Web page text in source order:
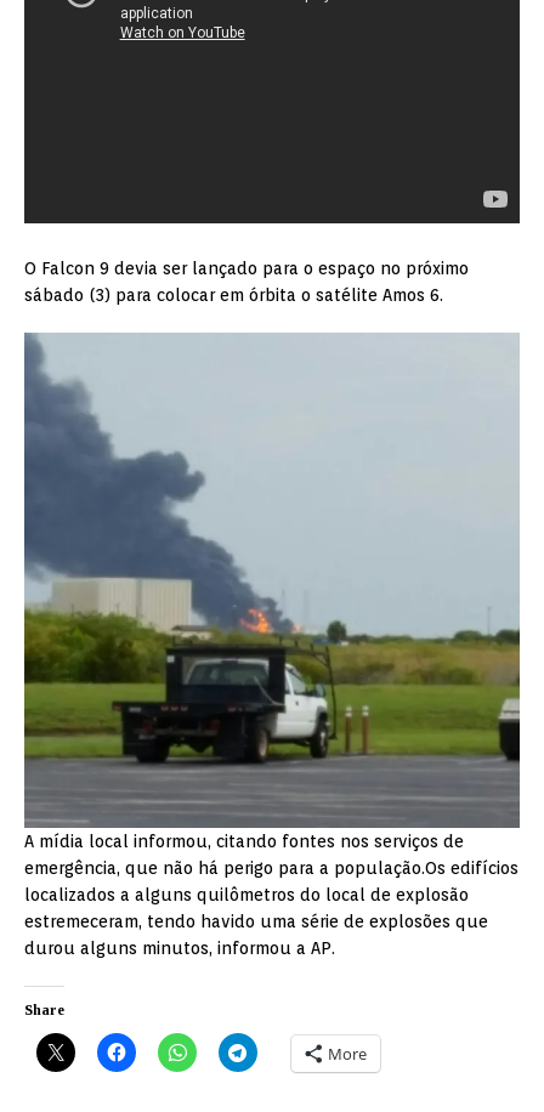
O Falcon 9 devia ser lançado para o espaço no próximo
sábado (3) para colocar em órbita o satélite Amos 6.
A mídia local informou, citando fontes nos serviços de
emergência, que não há perigo para a população.Os edifícios
localizados a alguns quilômetros do local de explosão
estremeceram, tendo havido uma série de explosões que
durou alguns minutos, informou a AP.
Share
More